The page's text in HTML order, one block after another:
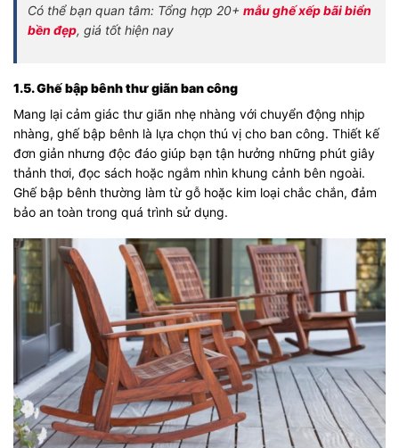
Có thể bạn quan tâm: Tổng hợp 20+ mẫu ghế xếp bãi biển
bền đẹp, giá tốt hiện nay
1.5. Ghế bập bênh thư giãn ban công
Mang lại cảm giác thư giãn nhẹ nhàng với chuyển động nhịp
nhàng, ghế bập bênh là lựa chọn thú vị cho ban công. Thiết kế
đơn giản nhưng độc đáo giúp bạn tận hưởng những phút giây
thảnh thơi, đọc sách hoặc ngắm nhìn khung cảnh bên ngoài.
Ghế bập bênh thường làm từ gỗ hoặc kim loại chắc chắn, đảm
bảo an toàn trong quá trình sử dụng.